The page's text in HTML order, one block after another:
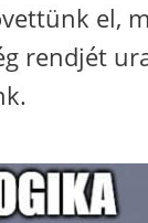
el,
rendjét